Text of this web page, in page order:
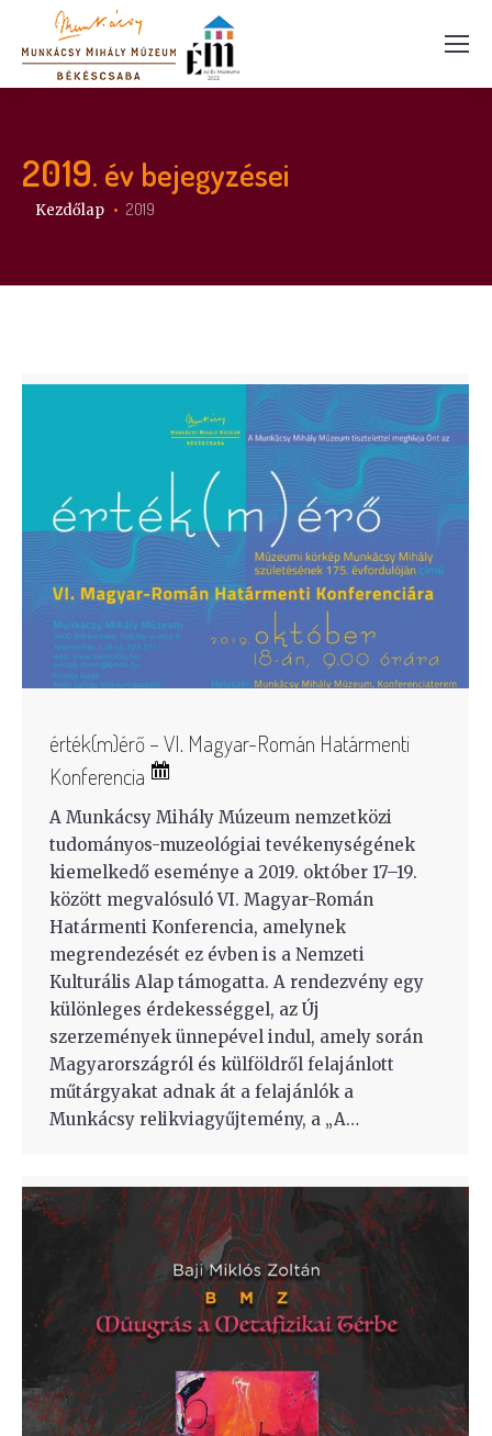
2019. év bejegyzései
Itt vagy:
Kezdőlap 2019
érték(m)érő – VI. Magyar-Román Határmenti
Konferencia
A Munkácsy Mihály Múzeum nemzetközi
tudományos-muzeológiai tevékenységének
kiemelkedő eseménye a 2019. október 17–19.
között megvalósuló VI. Magyar-Román
Határmenti Konferencia, amelynek
megrendezését ez évben is a Nemzeti
Kulturális Alap támogatta. A rendezvény egy
különleges érdekességgel, az Új
szerzemények ünnepével indul, amely során
Magyarországról és külföldről felajánlott
műtárgyakat adnak át a felajánlók a
Munkácsy relikviagyűjtemény, a „A…